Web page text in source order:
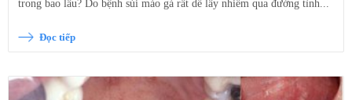
trong bao lâu? Do bệnh sùi mào gà rất dễ lây nhiễm qua đường tình...
Đọc tiếp